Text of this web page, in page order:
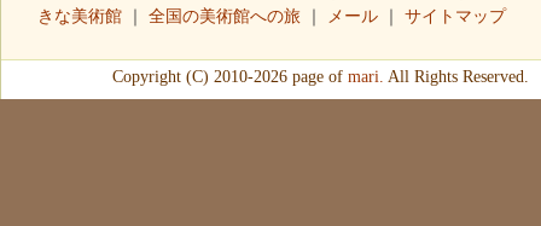
きな美術館｜ 全国の美術館への旅｜ メール｜ サイトマップ
Copyright (C) 2010-2026 page of mari. All Rights Reserved.